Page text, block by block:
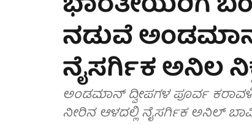
ನಡುವೆ
ನೈಸರ್ಗಿಕ ಅನಿಲ
ಅಂಡಮಾನ್ ದ್ವೀಪಗಳ ಪೂರ್ವ
ನೀರಿನ ಆಳದಲ್ಲಿ ನೈಸರ್ಗಿಕ ಅನಿಲ್